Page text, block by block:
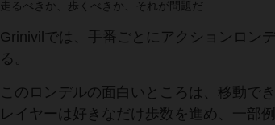
走るべきか、歩くべきか、それが問題だ
Grinivilでは、手番ごとにアクションロン
る。
このロンデルの面白いところは、移動で
レイヤーは好きなだけ歩数を進め、一部